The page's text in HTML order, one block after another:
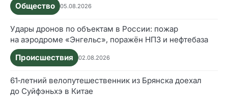
Общество
05.08.2026
Удары дронов по объектам в России: пожар
на аэродроме «Энгельс», поражён НПЗ и нефтебаза
Происшествия
02.08.2026
61‑летний велопутешественник из Брянска доехал
до Суйфэньхэ в Китае